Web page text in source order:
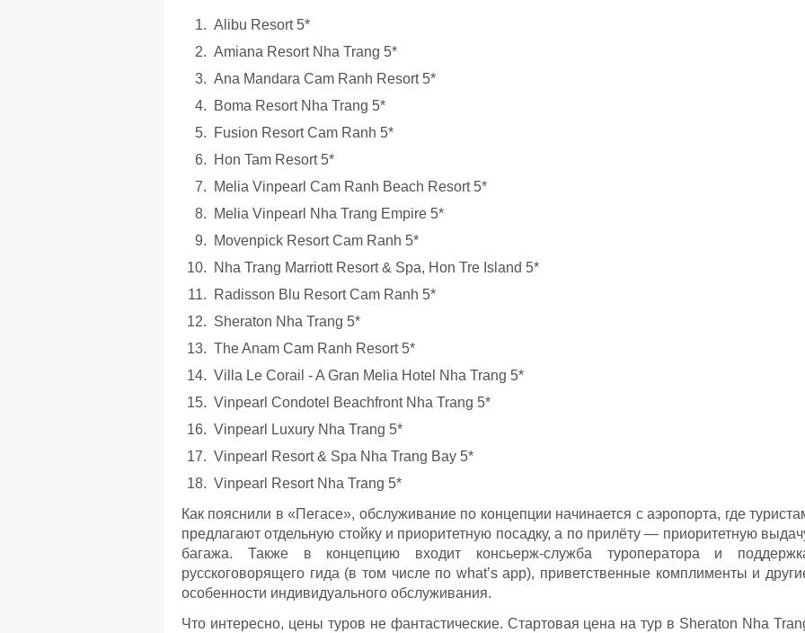
Alibu Resort 5*
Amiana Resort Nha Trang 5*
Ana Mandara Cam Ranh Resort 5*
Boma Resort Nha Trang 5*
Fusion Resort Cam Ranh 5*
Hon Tam Resort 5*
Melia Vinpearl Cam Ranh Beach Resort 5*
Melia Vinpearl Nha Trang Empire 5*
Movenpick Resort Cam Ranh 5*
Nha Trang Marriott Resort & Spa, Hon Tre Island 5*
Radisson Blu Resort Cam Ranh 5*
Sheraton Nha Trang 5*
The Anam Cam Ranh Resort 5*
Villa Le Corail - A Gran Melia Hotel Nha Trang 5*
Vinpearl Condotel Beachfront Nha Trang 5*
Vinpearl Luxury Nha Trang 5*
Vinpearl Resort & Spa Nha Trang Bay 5*
Vinpearl Resort Nha Trang 5*
Как пояснили в «Пегасе», обслуживание по концепции начинается с аэропорта, где
предлагают отдельную стойку и приоритетную посадку, а по прилёту — приоритетную
багажа. Также в концепцию входит консьерж-служба туроператора и
русскоговорящего гида (в том числе по what’s app), приветственные комплименты и
особенности индивидуального обслуживания.
Что интересно, цены туров не фантастические. Стартовая цена на тур в Sheraton Nha